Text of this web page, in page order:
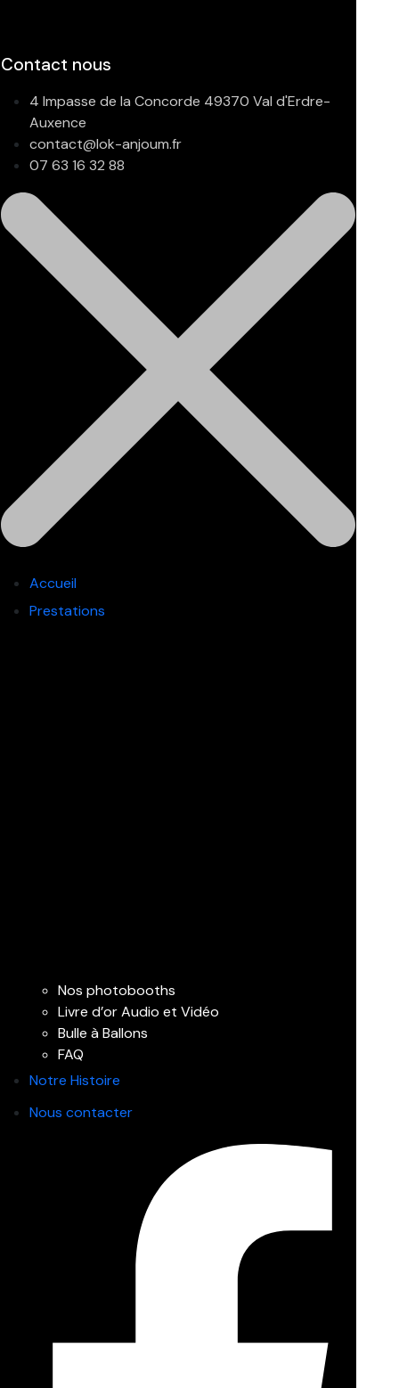
Contact nous
4 Impasse de la Concorde 49370 Val d'Erdre-
Auxence
contact@lok-anjoum.fr
07 63 16 32 88
Accueil
Prestations
Nos photobooths
Livre d’or Audio et Vidéo
Bulle à Ballons
FAQ
Notre Histoire
Nous contacter